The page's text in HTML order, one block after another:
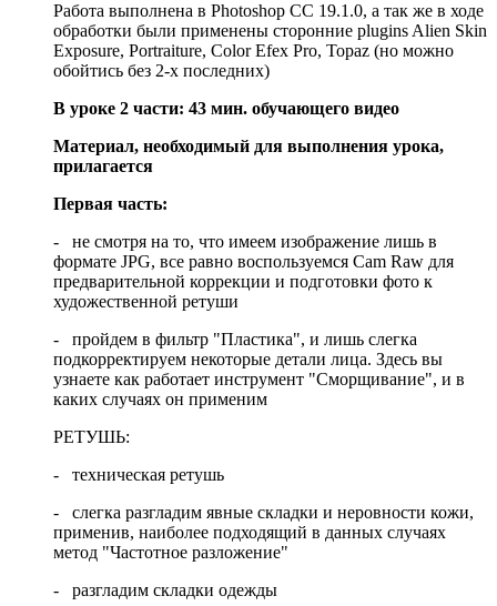
Работа выполнена в Photoshop СС 19.1.0, а так же в ходе
обработки были применены сторонние plugins Alien Skin
Exposure, Portraiture, Color Efex Pro, Topaz (но можно
обойтись без 2-х последних)
В уроке 2 части: 43 мин. обучающего видео
Материал, необходимый для выполнения урока,
прилагается
Первая часть:
- не смотря на то, что имеем изображение лишь в
формате JPG, все равно воспользуемся Cam Raw для
предварительной коррекции и подготовки фото к
художественной ретуши
- пройдем в фильтр "Пластика", и лишь слегка
подкорректируем некоторые детали лица. Здесь вы
узнаете как работает инструмент "Сморщивание", и в
каких случаях он применим
РЕТУШЬ:
- техническая ретушь
- слегка разгладим явные складки и неровности кожи,
применив, наиболее подходящий в данных случаях
метод "Частотное разложение"
- разгладим складки одежды